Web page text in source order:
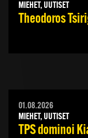
MIEHET, UUTISET
Theodoros
01.08.2026
MIEHET, UUTISET
TPS dominoi